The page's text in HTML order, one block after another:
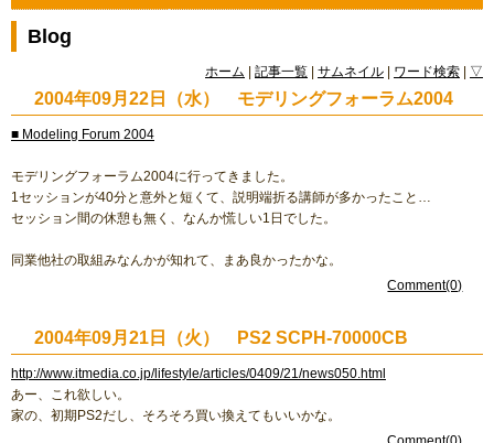
Blog
ホーム 記事一覧 サムネイル ワード検索 ▽
2004年09月22日（水） モデリングフォーラム2004
■ Modeling Forum 2004
モデリングフォーラム2004に行ってきました。
1セッションが40分と意外と短くて、説明端折る講師が多かったこと…
セッション間の休憩も無く、なんか慌しい1日でした。
同業他社の取組みなんかが知れて、まあ良かったかな。
Comment(0)
2004年09月21日（火） PS2 SCPH-70000CB
http://www.itmedia.co.jp/lifestyle/articles/0409/21/news050.html
あー、これ欲しい。
家の、初期PS2だし、そろそろ買い換えてもいいかな。